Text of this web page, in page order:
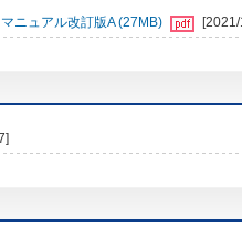
ニュアル改訂版A (27MB)